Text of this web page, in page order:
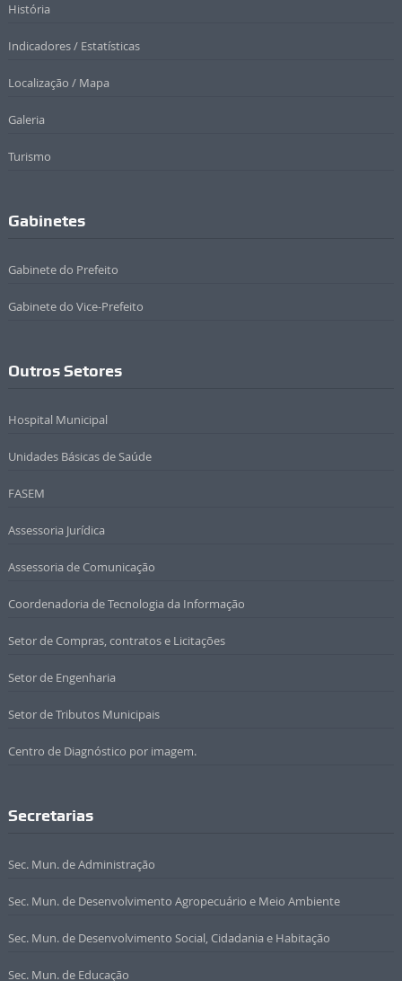
História
Indicadores / Estatísticas
Localização / Mapa
Galeria
Turismo
Gabinetes
Gabinete do Prefeito
Gabinete do Vice-Prefeito
Outros Setores
Hospital Municipal
Unidades Básicas de Saúde
FASEM
Assessoria Jurídica
Assessoria de Comunicação
Coordenadoria de Tecnologia da Informação
Setor de Compras, contratos e Licitações
Setor de Engenharia
Setor de Tributos Municipais
Centro de Diagnóstico por imagem.
Secretarias
Sec. Mun. de Administração
Sec. Mun. de Desenvolvimento Agropecuário e Meio Ambiente
Sec. Mun. de Desenvolvimento Social, Cidadania e Habitação
Sec. Mun. de Educação